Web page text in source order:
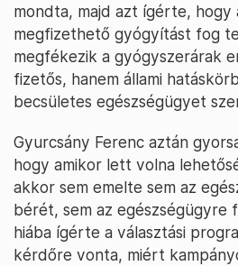
mondta, majd azt ígérte, hogy
megfizethető gyógyítást fog
megfékezik a gyógyszerárak
fizetős, hanem állami
becsületes egészségügyet
Gyurcsány Ferenc aztán
hogy amikor lett volna
akkor sem emelte sem az
bérét, sem az
hiába ígérte a választási
kérdőre vonta, miért